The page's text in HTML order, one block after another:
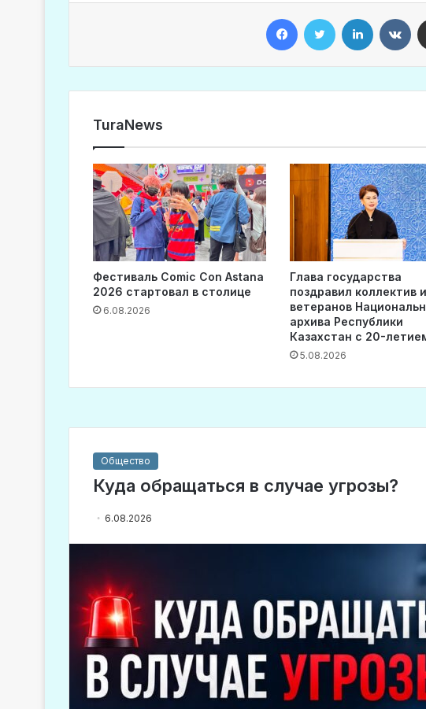
TuraNews
Фестиваль Comic Con Astana
2026 стартовал в столице
6.08.2026
Глава государства
поздравил коллектив и
ветеранов
архива Республики
Казахстан с 20-
5.08.2026